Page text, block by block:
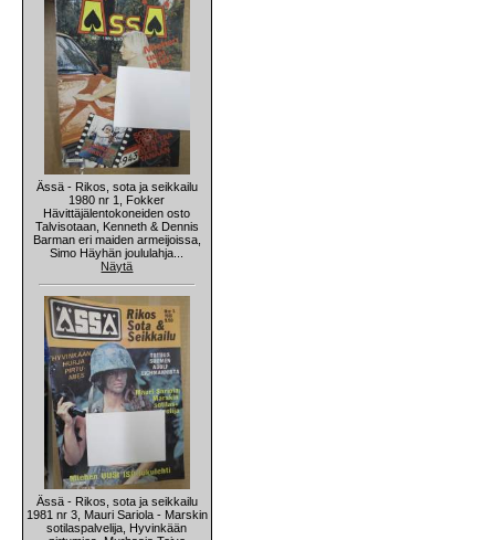
Ässä - Rikos, sota ja seikkailu
1980 nr 1, Fokker
Hävittäjälentokoneiden osto
Talvisotaan, Kenneth & Dennis
Barman eri maiden armeijoissa,
Simo Häyhän joululahja...
Näytä
Ässä - Rikos, sota ja seikkailu
1981 nr 3, Mauri Sariola - Marskin
sotilaspalvelija, Hyvinkään